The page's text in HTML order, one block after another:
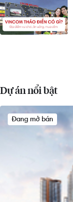
Dự án nổi bật
Đang mở bán